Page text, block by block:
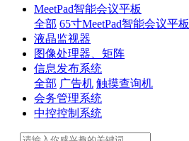
MeetPad智能会议平板
全部 65寸MeetPad智能会议平板
液晶监视器
图像处理器、矩阵
信息发布系统
全部 广告机 触摸查询机
会务管理系统
中控控制系统